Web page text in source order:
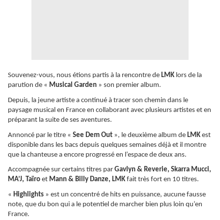
Souvenez-vous, nous étions partis à la rencontre de LMK lors de la
parution de « Musical Garden » son premier album.
Depuis, la jeune artiste a continué à tracer son chemin dans le
paysage musical en France en collaborant avec plusieurs artistes et en
préparant la suite de ses aventures.
Annoncé par le titre « See Dem Out », le deuxième album de LMK est
disponible dans les bacs depuis quelques semaines déjà et il montre
que la chanteuse a encore progressé en l’espace de deux ans.
Accompagnée sur certains titres par Gavlyn & Reverie, Skarra Mucci,
MA’J, Taïro et Mann & Billy Danze, LMK fait très fort en 10 titres.
« Highlights » est un concentré de hits en puissance, aucune fausse
note, que du bon qui a le potentiel de marcher bien plus loin qu’en
France.